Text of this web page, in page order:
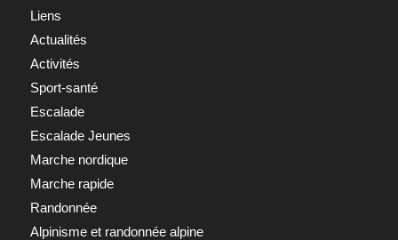
Liens
Actualités
Activités
Sport-santé
Escalade
Escalade Jeunes
Marche nordique
Marche rapide
Randonnée
Alpinisme et randonnée alpine